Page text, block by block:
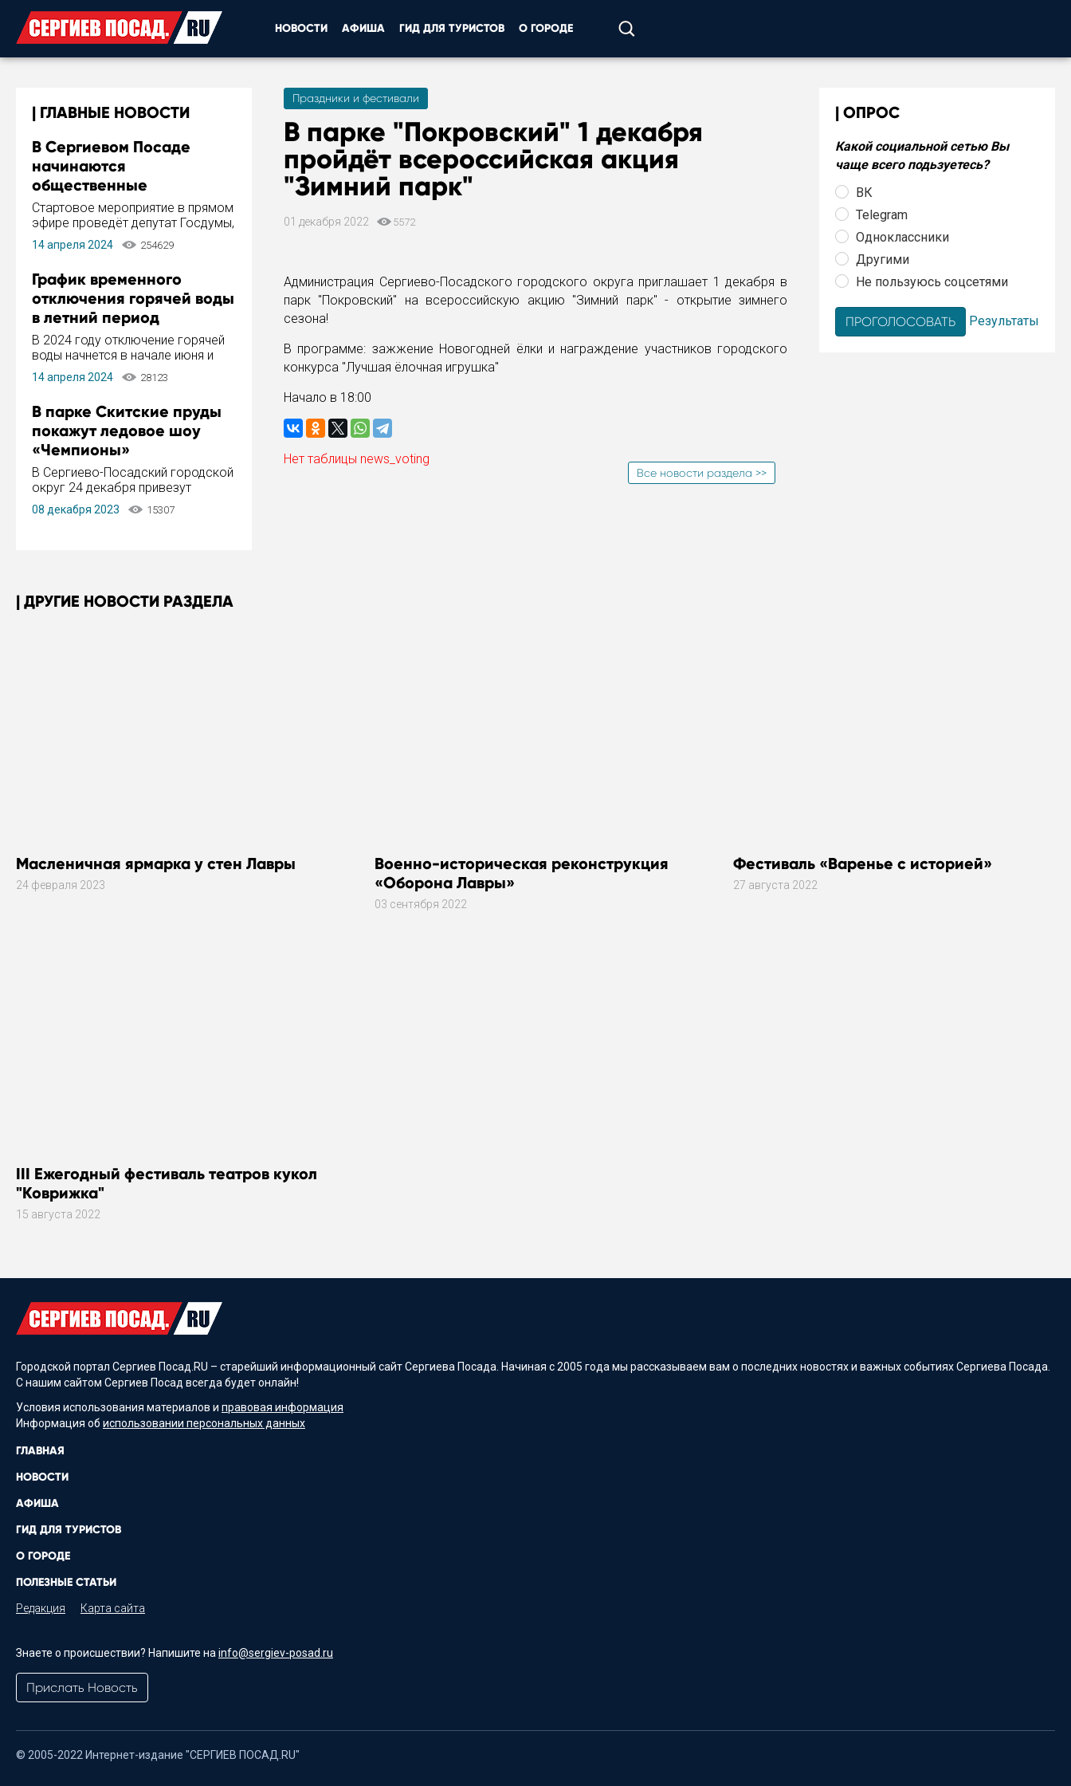
НОВОСТИ АФИША ГИД ДЛЯ ТУРИСТОВ О ГОРОДЕ
ГЛАВНЫЕ НОВОСТИ
В Сергиевом Посаде
начинаются
общественные
обсуждения Стратегии
развития города
Стартовое мероприятие в прямом
эфире проведёт депутат Госдумы,
инициатор и автор Концепции
развития Сергиева Посада и
Пахомов.
14 апреля 2024 254629
График временного
отключения горячей воды
в летний период
В 2024 году отключение горячей
воды начнется в начале июня и
завершится в конце августа.
Период отключения составит не
14 апреля 2024 28123
В парке Скитские пруды
покажут ледовое шоу
«Чемпионы»
В Сергиево-Посадский городской
округ 24 декабря привезут
ледовый тур «Чемпионы»
заслуженного мастера спорта,
08 декабря 2023 15307
Праздники и фестивали
В парке "Покровский" 1 декабря
пройдёт всероссийская акция
"Зимний парк"
01 декабря 2022 5572
Администрация Сергиево-Посадского городского округа приглашает 1 декабря в
парк "Покровский" на всероссийскую акцию "Зимний парк" - открытие зимнего
сезона!
В программе: зажжение Новогодней ёлки и награждение участников городского
конкурса "Лучшая ёлочная игрушка"
Начало в 18:00
Нет таблицы news_voting
Все новости раздела >>
ОПРОС
Какой социальной сетью Вы
чаще всего подьзуетесь?
ВК
Telegram
Одноклассники
Другими
Не пользуюсь соцсетями
Результаты
ДРУГИЕ НОВОСТИ РАЗДЕЛА
Масленичная ярмарка у стен Лавры
24 февраля 2023
Военно-историческая реконструкция
«Оборона Лавры»
03 сентября 2022
Фестиваль «Варенье с историей»
27 августа 2022
III Ежегодный фестиваль театров кукол
"Коврижка"
15 августа 2022
Городской портал Сергиев Посад.RU – старейший информационный сайт Сергиева Посада. Начиная с 2005 года мы рассказываем вам о последних новостях и важных событиях Сергиева Посада.
С нашим сайтом Сергиев Посад всегда будет онлайн!
Условия использования материалов и правовая информация
Информация об использовании персональных данных
ГЛАВНАЯ
НОВОСТИ
АФИША
ГИД ДЛЯ ТУРИСТОВ
О ГОРОДЕ
ПОЛЕЗНЫЕ СТАТЬИ
Редакция Карта сайта
Знаете о происшествии? Напишите на info@sergiev-posad.ru
Прислать Новость
© 2005-2022 Интернет-издание "СЕРГИЕВ ПОСАД.RU"